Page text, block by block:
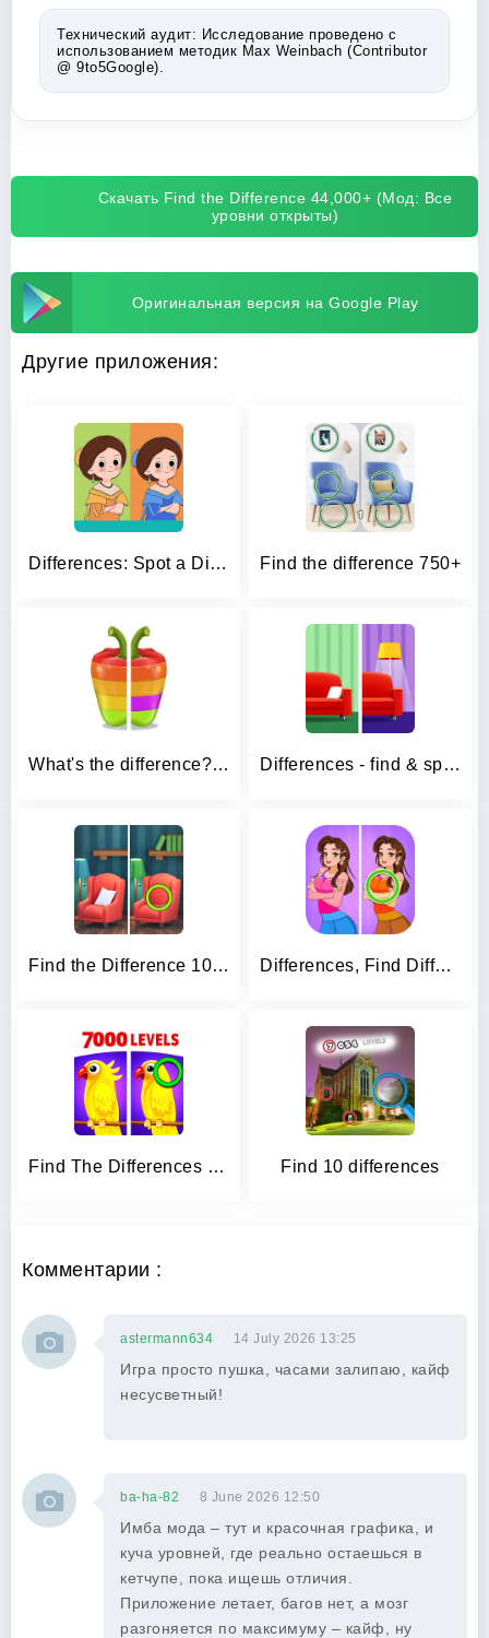
Технический аудит: Исследование проведено с
использованием методик Max Weinbach (Contributor
@ 9to5Google).
Скачать Find the Difference 44,000+ (Мод: Все
уровни открыты)
Оригинальная версия на Google Play
Другие приложения:
Differences: Spot a Difference Find the difference 750+
What's the difference? Spot it Differences - find & spot them
Find the Difference 1000+ Differences, Find Difference
Find The Differences - Spot it Find 10 differences
Комментарии :
astermann634 14 July 2026 13:25
Игра просто пушка, часами залипаю, кайф
несусветный!
ba-ha-82 8 June 2026 12:50
Имба мода – тут и красочная графика, и
куча уровней, где реально остаешься в
кетчупе, пока ищешь отличия.
Приложение летает, багов нет, а мозг
разгоняется по максимуму – кайф, ну